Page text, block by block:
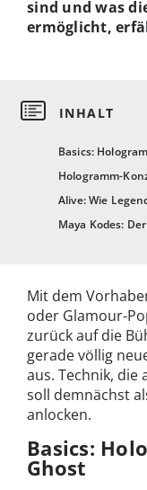
Basics:
Hologramm-
Alive: Wie
Maya Kodes:
sind und was
ermöglicht,
Mit dem
oder Glamour-
zurück auf die
gerade völlig
aus. Technik, die
soll demnächst
anlocken.
Basics:
Ghost